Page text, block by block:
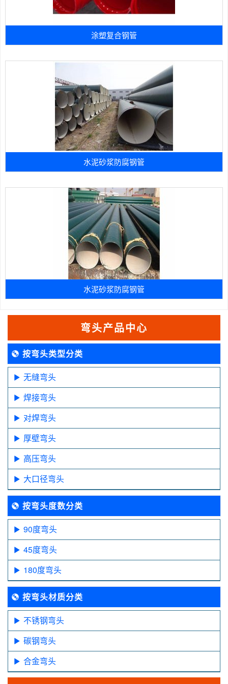
涂塑复合钢管
水泥砂浆防腐钢管
水泥砂浆防腐钢管
弯头产品中心
按弯头类型分类
无缝弯头
焊接弯头
对焊弯头
厚壁弯头
高压弯头
大口径弯头
按弯头度数分类
90度弯头
45度弯头
180度弯头
按弯头材质分类
不锈钢弯头
碳钢弯头
合金弯头